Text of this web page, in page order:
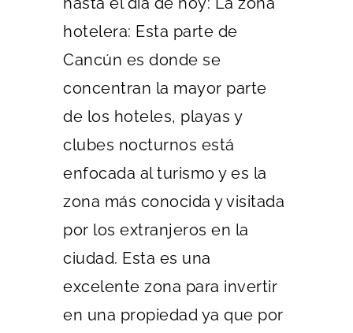
hotelera: Esta parte de
Cancún es donde se
concentran la mayor parte
de los hoteles, playas y
clubes nocturnos está
enfocada al turismo y es la
zona más conocida y visitada
por los extranjeros en la
ciudad. Esta es una
excelente zona para invertir
en una propiedad ya que por